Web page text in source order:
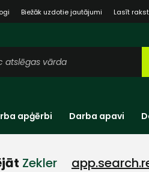
Biežāk uzdotie jautājumi Lasīt
apģērbi Darba apavi
Zekler